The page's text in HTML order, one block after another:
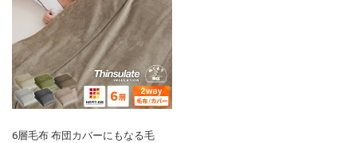
6層毛布 布団カバーにもなる毛